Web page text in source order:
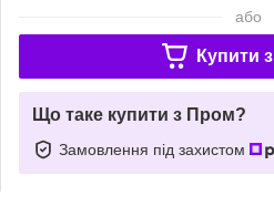
або
Купити з
Що таке купити з Пром?
Замовлення під захистом